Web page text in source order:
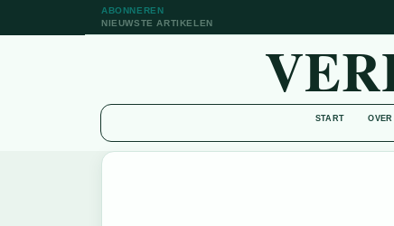
ABONNEREN
NIEUWSTE ARTIKELEN
START